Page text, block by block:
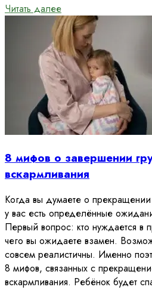
Читать далее
8 мифов о завершении
вскармливания
Когда вы думаете о прекращении
у вас есть определённые
Первый вопрос: кто нуждается в
чего вы ожидаете взамен.
совсем реалистичны. Именно
8 мифов, связанных с
вскармливания. Ребёнок будет